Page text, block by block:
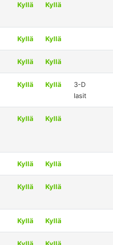
Kyllä Kyllä
Kyllä Kyllä
Kyllä Kyllä
Kyllä Kyllä
3-D
lasit
Kyllä Kyllä
Kyllä Kyllä
Kyllä Kyllä
Kyllä Kyllä